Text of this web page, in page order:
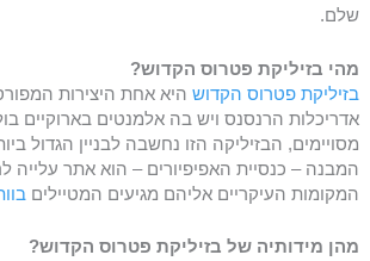
שלם.
מהי בזיליקת פטרוס הקדוש?
בזיליקת פטרוס הקדושהיא אחת היצירות
אדריכלות הרנסנס ויש בה אלמנטים בארוקיים
מסויימים, הבזיליקה הזו נחשבה לבניין הגדול
המבנה – כנסיית האפיפיורים – הוא אתר עלייה
המקומות העיקריים אליהם מגיעים המטיילים
מהן מידותיה של בזיליקת פטרוס הקדוש?